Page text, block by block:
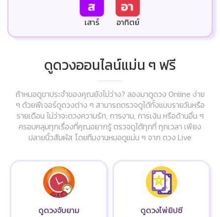
เสาร์ อาทิตย์
ดูดวงออนไลน์แม่น ๆ ฟรี
ถ้าหมอดูขาประจำของคุณยังไม่ว่าง? ลองมาดูดวง Online ง่าย
ๆ ด้วยฟีเจอร์ดูดวงต่าง ๆ สามารถตรวจดูได้ทั้งแบบรายวันหรือ
รายเดือน ไม่ว่าจะดวงความรัก, การงาน, การเงิน หรือด้านอื่น ๆ
ครอบคลุมทุกเรื่องที่คุณอยากรู้ ตรวจดูได้ทุกที่ ทุกเวลา เพียง
ปลายนิ้วสัมผัส โดยทีมงานหมอดูแม่น ๆ จาก ดวง Live
ดูดวงจับยาม ดูดวงไพ่ยิปซี